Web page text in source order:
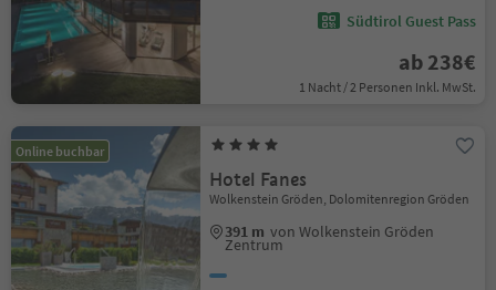
Südtirol Guest Pass
ab 238€
1 Nacht / 2 Personen Inkl. MwSt.
Online buchbar
Hotel Fanes
Wolkenstein Gröden, Dolomitenregion Gröden
391 m von Wolkenstein Gröden
Zentrum